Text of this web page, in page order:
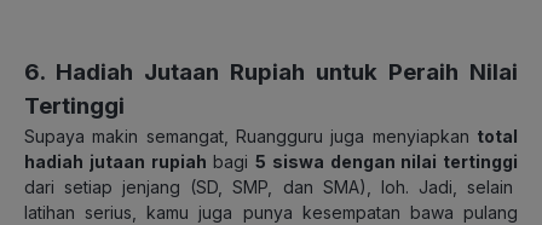
6. Hadiah Jutaan Rupiah untuk Peraih Nilai
Tertinggi
Supaya makin semangat, Ruangguru juga menyiapkan total
hadiah jutaan rupiah bagi 5 siswa dengan nilai tertinggi
dari setiap jenjang (SD, SMP, dan SMA), loh. Jadi, selain
latihan serius, kamu juga punya kesempatan bawa pulang